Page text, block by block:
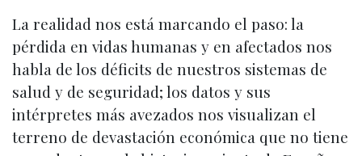
La realidad nos está marcando el paso: la
pérdida en vidas humanas y en afectados nos
habla de los déficits de nuestros sistemas de
salud y de seguridad; los datos y sus
intérpretes más avezados nos visualizan el
terreno de devastación económica que no tiene